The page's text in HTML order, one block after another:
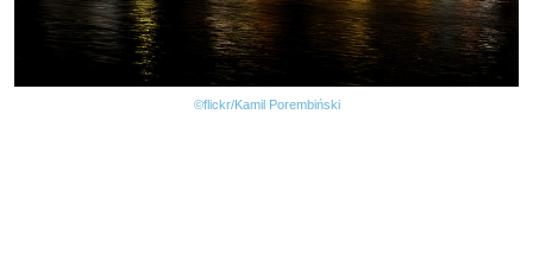
©flickr/Kamil Porembiński